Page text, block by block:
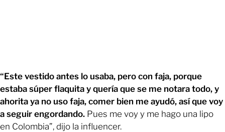
“Este vestido antes lo usaba, pero con faja, porque
estaba súper flaquita y quería que se me notara todo, y
ahorita ya no uso faja, comer bien me ayudó, así que voy
a seguir engordando. Pues me voy y me hago una lipo
en Colombia”, dijo la influencer.